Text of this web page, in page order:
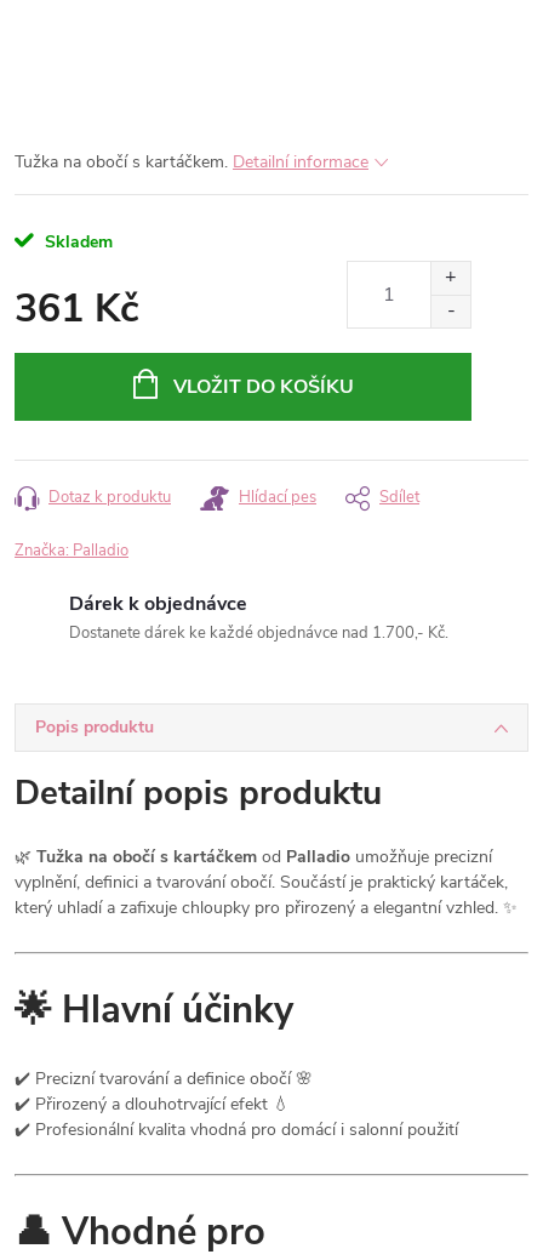
Tužka na obočí s kartáčkem. Detailní informace
Skladem
361 Kč
VLOŽIT DO KOŠÍKU
Dotaz k produktu Hlídací pes Sdílet
Značka: Palladio
Dárek k objednávce
Dostanete dárek ke každé objednávce nad 1.700,- Kč.
Popis produktu
Detailní popis produktu
🌿 Tužka na obočí s kartáčkem od Palladio umožňuje precizní
vyplnění, definici a tvarování obočí. Součástí je praktický kartáček,
který uhladí a zafixuje chloupky pro přirozený a elegantní vzhled. ✨
🌟 Hlavní účinky
✔️ Precizní tvarování a definice obočí 🌸
✔️ Přirozený a dlouhotrvající efekt 💧
✔️ Profesionální kvalita vhodná pro domácí i salonní použití
👤 Vhodné pro